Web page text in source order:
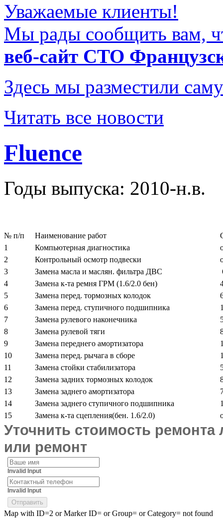
Уважаемые клиенты!
Мы рады сообщить вам,
веб-сайт СТО
Здесь мы разместили
Читать все новости
Fluence
Годы выпуска: 2010-н.в.
№ п/п Наименование работ
1
Компьютерная диагностика
2
Контрольный осмотр подвески
3
Замена масла и маслян. фильтра ДВС
4
Замена к-та ремня ГРМ (1.6/2.0 бен)
5
Замена перед. тормозных колодок
6
Замена перед. ступичного подшипника
7
Замена рулевого наконечника
8
Замена рулевой тяги
9
Замена переднего амортизатора
10
Замена перед. рычага в сборе
11
Замена стойки стабилизатора
12
Замена задних тормозных колодок
13
Замена заднего амортизатора
14
Замена заднего ступичного подшипника
15
Замена к-та сцепления(бен. 1.6/2.0)
Уточнить стоимость ремонта
или ремонт
Invalid Input
Invalid Input
Map with ID=2 or Marker ID= or Group= or Category= not found